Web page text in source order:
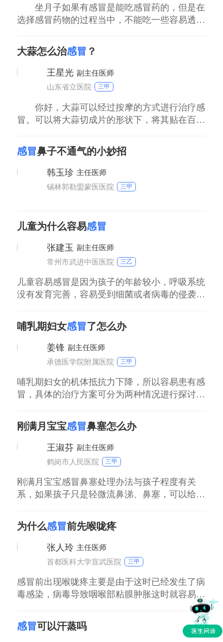
坐月子如果有感冒是能吃感冒药的，但是在
选择感冒药物的过程当中，不能吃一些容易透过
响，包括肝肾功能的损伤，以及生长发育的影
响。所以有条件时在选择用药，上需要到医院就
诊，根据医嘱用药，在家庭护理当中要适当的多
喝点温热水，饮食要清淡。
大蒜怎么治感冒 ？
王星光 副主任医师
山东省立医院
三甲
你好，大蒜可以经过按摩的方式进行治疗感
冒。可以将大蒜切成片的形状下，将其贴在百
右，再用清水清洗干净。也可以采用滴蒜汁的方
法，将病人的两个鼻孔各滴入1滴蒜汁，维持5分
钟左右，此种方法对治疗流感的效果极好。
感冒鼻子不通气的小妙招
韩玉珍 主任医师
锡林郭勒盟蒙医医院
三甲
儿童为什么容易感冒
张建玉 副主任医师
常州市武进中医医院
三乙
儿童容易感冒是因为孩子的年龄较小，呼吸系统
没有发育完善，容易受到细菌或者病毒的侵袭，
小，抵抗力较差，通过呼吸道飞沫和亲密接触都
会发生传染。儿童感冒应及时进行治疗，防止治
疗不及时导致疾病加重。患儿的家长平时应多注
意孩子的保暖，防止受凉感冒。
哺乳期妇女感冒了怎么办
姜锋 副主任医师
承德医学院附属医院
三甲
哺乳期妇女的机体抵抗力下降，所以容易患有感
冒，具体的治疗方案可分为两种情况进行探讨：
流清鼻涕。多数情况下，可以通过适当休息，多
吃新鲜蔬菜水果和优质蛋白食物，少吃油腻性的
物，会逐渐地恢复起来。第二、如果感冒比较
重，如出现高热、畏寒、打哆嗦或明显咳嗽、咳
痰，甚至脓性痰时。在饮食疗法的同时，由医生
给予安
刚满月宝宝感冒鼻塞怎么办
王淑芬 副主任医师
鹤岗市人民医院
三甲
刚满月宝宝感冒鼻塞处理办法与孩子程度有关
系，如果孩子只是轻微流鼻涕、鼻塞，可以给孩
孩子囟门保暖，适当给孩子喝温开水缓解症状。
如果还是感冒，鼻塞状不见减轻，孩子吐奶、吃
奶量减少、吐奶泡泡，不能排除有新生儿肺炎，
就需要带孩子到医院进行诊治，让医生听一下孩
子心肺，检查一下血常规、C反应蛋白，明确孩
子感染
为什么感冒前先喉咙疼
张人玲 主任医师
首都医科大学宣武医院
三甲
感冒前出现喉咙疼主要是由于这时已经发生了病
毒感染，病毒导致咽喉部粘膜肿胀这时就容易出
现喉咙疼痛，其次还会伴有流鼻涕、鼻塞、发
烧、头疼、头晕、食欲下降等常见症状。建议平
时要多喝白开水，多休息，少吃辛辣刺激食物，
感冒可以汗蒸吗